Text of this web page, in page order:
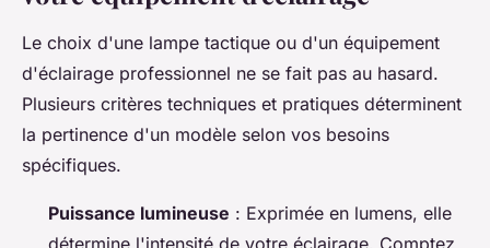
Le choix d'une lampe tactique ou d'un équipement
d'éclairage professionnel ne se fait pas au hasard.
Plusieurs critères techniques et pratiques déterminent
la pertinence d'un modèle selon vos besoins
spécifiques.
Puissance lumineuse : Exprimée en lumens, elle
détermine l'intensité de votre éclairage. Comptez